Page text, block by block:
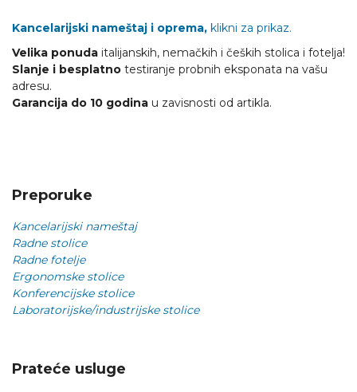
Kancelarijski nameštaj i oprema, klikni za prikaz.
Velika ponuda italijanskih, nemačkih i čeških stolica i fotelja!
Slanje i besplatno testiranje probnih eksponata na vašu
adresu.
Garancija do 10 godina u zavisnosti od artikla.
Preporuke
Kancelarijski nameštaj
Radne stolice
Radne fotelje
Ergonomske stolice
Konferencijske stolice
Laboratorijske/industrijske stolice
Prateće usluge